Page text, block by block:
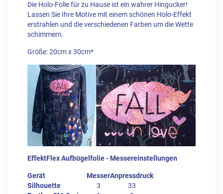
Die Holo-Folie für zu Hause ist ein wahrer Hingucker!
Lassen Sie Ihre Motive mit einem schönen Holo-Effekt
erstrahlen und die verschiedenen Farben um die Wette
schimmern.
Größe: 20cm x 30cm*
EffektFlex Aufbügelfolie - Messereinstellungen
Gerät MesserAnpressdruck
Silhouette
3
33